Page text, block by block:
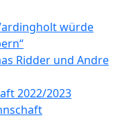
würde
Ridder und Andre
2022/2023